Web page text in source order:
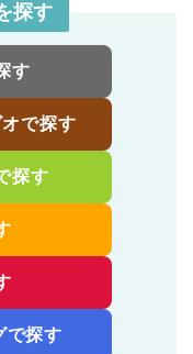
探す
す
で探す
探す
で探す